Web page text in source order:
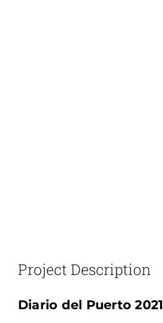
Project Description
Diario del Puerto 2021